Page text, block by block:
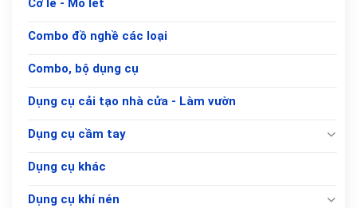
Cờ lê - Mỏ lết
Combo đồ nghề các loại
Combo, bộ dụng cụ
Dụng cụ cải tạo nhà cửa - Làm vườn
Dụng cụ cầm tay
Dụng cụ khác
Dụng cụ khí nén